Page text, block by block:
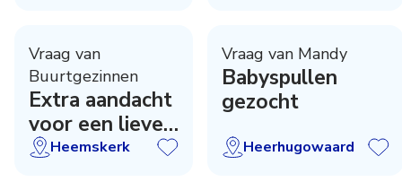
Vraag van
Buurtgezinnen
Extra aandacht
voor een lieve
jongen(5)
Heemskerk
Vraag van Mandy
Babyspullen
gezocht
Heerhugowaard